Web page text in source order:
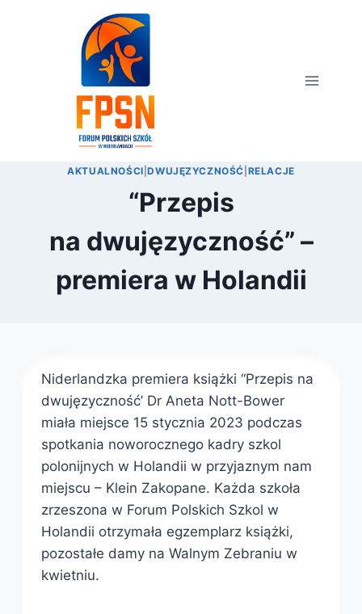
AKTUALNOŚCI |DWUJĘZYCZNOŚĆ RELACJE
“Przepis
na dwujęzyczność” –
premiera w Holandii
Niderlandzka premiera książki “Przepis na
dwujęzyczność’ Dr Aneta Nott-Bower
miała miejsce 15 stycznia 2023 podczas
spotkania noworocznego kadry szkol
polonijnych w Holandii w przyjaznym nam
miejscu – Klein Zakopane. Każda szkoła
zrzeszona w Forum Polskich Szkol w
Holandii otrzymała egzemplarz książki,
pozostałe damy na Walnym Zebraniu w
kwietniu.